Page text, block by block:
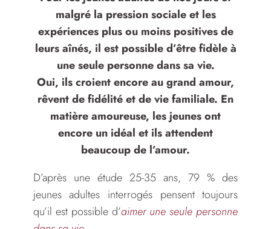
malgré la pression sociale et les
expériences plus ou moins positives de
leurs aînés, il est possible d’être fidèle à
une seule personne dans sa vie.
Oui, ils croient encore au grand amour,
rêvent de fidélité et de vie familiale. En
matière amoureuse, les jeunes ont
encore un idéal et ils attendent
beaucoup de l’amour.
D’après une étude 25-35 ans, 79 % des
jeunes adultes interrogés pensent toujours
qu’il est possible d’aimer une seule personne